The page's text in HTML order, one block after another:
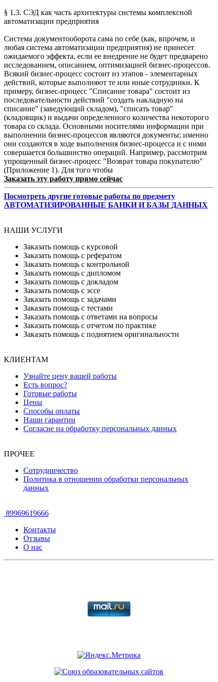
§ 1.3. СЭД как часть архитектуры системы комплексной
автоматизации предприятия
Система документооборота сама по себе (как, впрочем, и
любая система автоматизации предприятия) не принесет
ожидаемого эффекта, если ее внедрение не будет предварено
исследованием, описанием, оптимизацией бизнес-процессов.
Всякий бизнес-процесс состоит из этапов - элементарных
действий, которые выполняют те или иные сотрудники. К
примеру, бизнес-процесс "Списание товара" состоит из
последовательности действий "создать накладную на
списание" (заведующий складом), "списать товар"
(кладовщик) и выдачи определенного количества некоторого
товара со склада. Основными носителями информации при
выполнении бизнес-процессов являются документы; именно
они создаются в ходе выполнения бизнес-процесса и с ними
совершается большинство операций. Например, рассмотрим
упрощенный бизнес-процесс "Возврат товара покупателю"
(Приложение 1). Для того чтобы
Заказать эту работу прямо сейчас
Посмотреть другие готовые работы по предмету
АВТОМАТИЗИРОВАННЫЕ БАНКИ И БАЗЫ ДАННЫХ
НАШИ УСЛУГИ
Заказать помощь с курсовой
Заказать помощь с рефератом
Заказать помощь с контрольной
Заказать помощь с дипломом
Заказать помощь с докладом
Заказать помощь с эссе
Заказать помощь с задачами
Заказать помощь с тестами
Заказать помощь с ответами на вопросы
Заказать помощь с отчетом по практике
Заказать помощь с поднятием оригинальности
КЛИЕНТАМ
Узнайте цену вашей работы
Есть вопрос?
Готовые работы
Цены
Способы оплаты
Наши гарантии
Согласие на обработку персональных данных
ПРОЧЕЕ
Сотрудничество
Политика в отношении обработки персональных
данных
89969619666
Контакты
Отзывы
О нас